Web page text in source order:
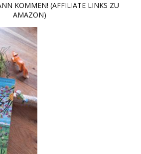
KOMMEN! (AFFILIATE LINKS ZU
AMAZON)